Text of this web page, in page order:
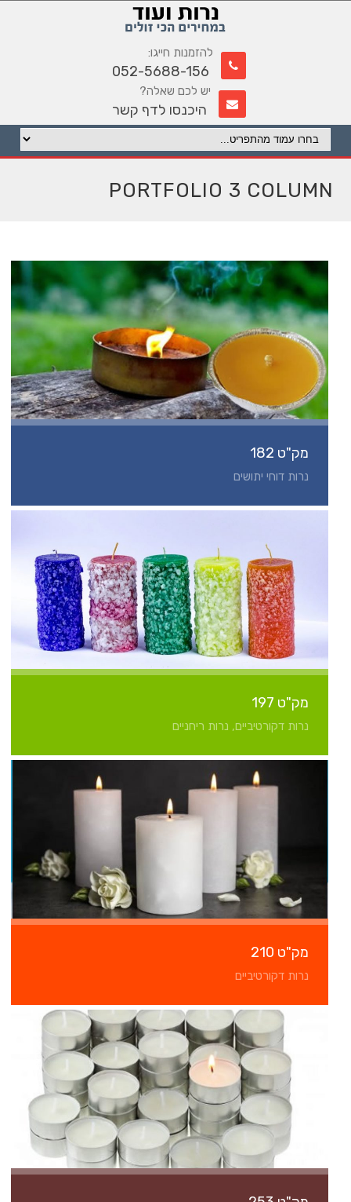
להזמנות חייגו:
052-5688-156
יש לכם שאלה?
היכנסו לדף קשר
PORTFOLIO 3 COLUMN
מק"ט 182
נרות דוחי יתושים
מק"ט 197
נרות דקורטיביים, נרות ריחניים
מק"ט 210
נרות דקורטיביים